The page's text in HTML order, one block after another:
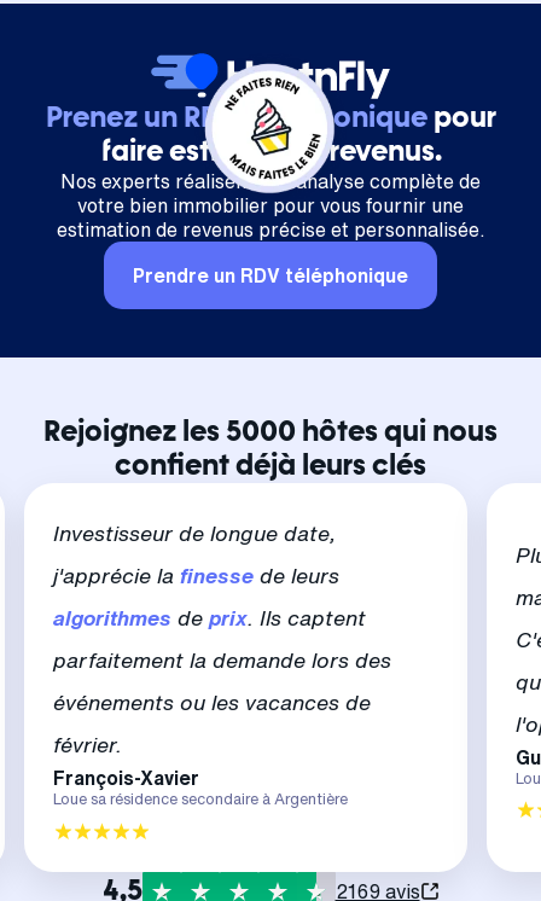
Prenez un RDV téléphoniquepour
faire estimer vos revenus.
Nos experts réalisent une analyse complète de
votre bien immobilier pour vous fournir une
estimation de revenus précise et personnalisée.
Prendre un RDV téléphonique
Rejoignez les 5000 hôtes qui nous
confient déjà leurs clés
Investisseur de longue date,
j'apprécie la finesse de leurs
algorithmes de prix. Ils captent
parfaitement la demande lors des
événements ou les vacances de
février.
François-Xavier
Loue sa résidence secondaire à Argentière
4,5 2169 avis